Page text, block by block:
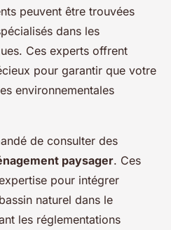
peuvent être trouvées
dans les
Ces experts offrent
pour garantir que votre
environnementales
de consulter des
paysager. Ces
pour intégrer
naturel dans le
les réglementations